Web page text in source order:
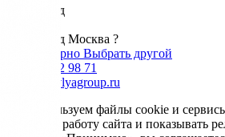
Ваш город
Ваш город Москва ?
Да, все верно Выбрать другой
+7 985 002 98 71
info@krovlyagroup.ru
Мы используем файлы cookie и
улучшить работу сайта и показывать